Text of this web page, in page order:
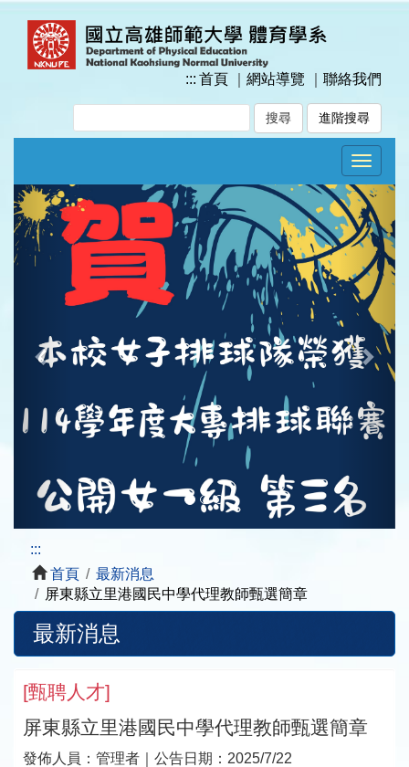
::: 首頁 網站導覽 聯絡我們
進階搜尋
Toggle
Previous Next
:::
首頁
最新消息
屏東縣立里港國民中學代理教師甄選簡章
最新消息
[甄聘人才]
屏東縣立里港國民中學代理教師甄選簡章
發佈人員： 管理者 ｜公告日期： 2025/7/22